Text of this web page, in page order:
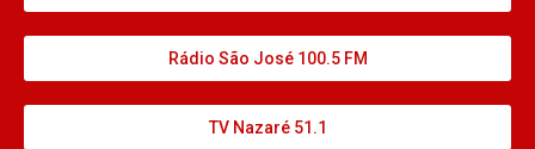
Rádio São José 100.5 FM
TV Nazaré 51.1